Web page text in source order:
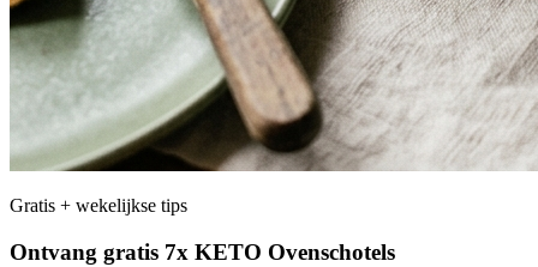
Gratis + wekelijkse tips
Ontvang gratis 7x KETO Ovenschotels